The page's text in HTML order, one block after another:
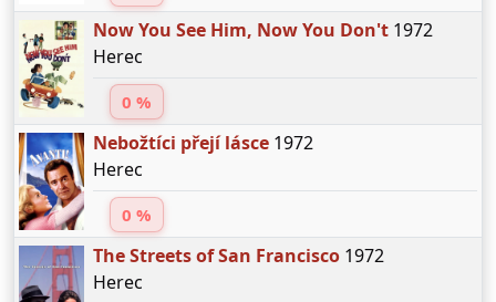
Now You See Him, Now You Don't1972
Herec
0 %
Nebožtíci přejí lásce1972
Herec
0 %
The Streets of San Francisco1972
Herec